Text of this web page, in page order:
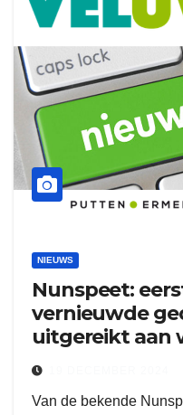
NIEUWS
Nunspeet:
vernieuwde
uitgereikt aan
Van de bekende